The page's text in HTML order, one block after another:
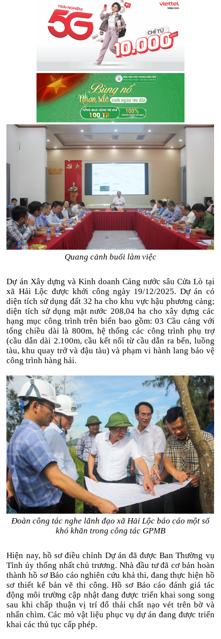
Quang cảnh buổi làm việc
Dự án Xây dựng và Kinh doanh Cảng nước sâu Cửa Lò tại
xã Hải Lộc được khởi công ngày 19/12/2025. Dự án có
diện tích sử dụng đất 32 ha cho khu vực hậu phương cảng;
diện tích sử dụng mặt nước 208,04 ha cho xây dựng các
hạng mục công trình trên biển bao gồm: 03 Cầu cảng với
tổng chiều dài là 800m, hệ thống các công trình phụ trợ
(cầu dẫn dài 2.100m, cầu kết nối từ cầu dẫn ra bến, luồng
tàu, khu quay trở và đậu tàu) và phạm vi hành lang bảo vệ
công trình hàng hải.
Đoàn công tác nghe lãnh đạo xã Hải Lộc báo cáo một số
khó khăn trong công tác GPMB
Hiện nay, hồ sơ điều chỉnh Dự án đã được Ban Thường vụ
Tỉnh ủy thống nhất chủ trương. Nhà đầu tư đã cơ bản hoàn
thành hồ sơ Báo cáo nghiên cứu khả thi, đang thực hiện hồ
sơ thiết kế bản vẽ thi công. Hồ sơ Báo cáo đánh giá tác
động môi trường cập nhật đang được triển khai song song
sau khi chấp thuận vị trí đổ thải chất nạo vét trên bờ và
nhấn chìm. Các mỏ vật liệu phục vụ dự án đang được triển
khai các thủ tục cấp phép.